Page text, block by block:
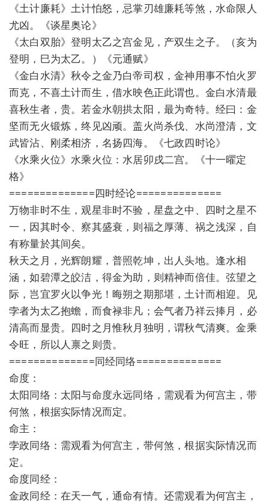
《土计廉耗》土计怕怒，忌掌刃雄廉耗等煞，水命限人
尤凶。《谈星奥论》
《太白双胎》登明太乙之宫金见，产双生之子。（亥为
登明，巳为太乙。）《元通赋》
《金白水清》秋令之金乃白帝司权，金神用事不怕火罗
而克，不喜土计而生，借水映色正此谓也。金白水清最
喜秋生者，贵。若金水朝拱太阳，最为奇特。经曰：金
坚而无火锻炼，终见凶顽。盖火尚杀伐、水尚澄清，文
武皆沾、刚柔相济，名扬四海。《七政四时论》
《水乘火位》水乘火位：水居卯戌二宫。《十一曜定
格》
==============四时经论==============
万物非时不生，观星非时不验，星盘之中、四时之星不
一，因其时令、察其盛衰，则福之厚薄、祸之浅深，自
有称量於其间矣。
秋天之月，光辉朗耀，普照乾坤，出人头地。逢水相
涵，如碧潭之皎洁，得金为助，则精神而倍佳。弦望之
际，岂宜罗火以争光！晦朔之期那堪，土计而相迎。见
孛者为太乙抱蟾，而食禄非凡；会气者乃祥云捧月，必
清高而显贵。四时之月惟秋月独明，谓秋气清爽。金乘
令旺，所以人禀之则贵。
==============同经同络==============
命度：
太阳同络：太阳与命度永远同络，需观看为何宫主，带
何煞，根据实际情况而定。
命主：
孛政同络：需观看为何宫主，带何煞，根据实际情况而
定。
命度同经：
金政同经：在天一气，通命有情。还需观看为何宫主，